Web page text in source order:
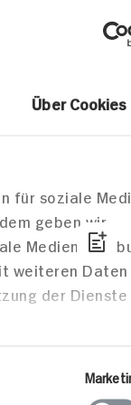
Verantwortung &